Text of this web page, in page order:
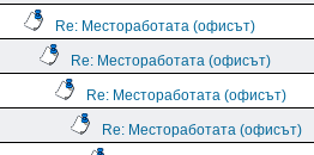
Re: Местоработата (офисът)
Re: Местоработата (офисът)
Re: Местоработата (офисът)
Re: Местоработата (офисът)